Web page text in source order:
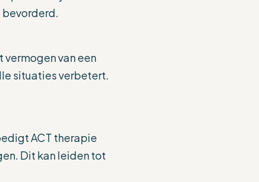
bevorderd.
van een
situaties verbetert.
ACT therapie
Dit kan leiden tot